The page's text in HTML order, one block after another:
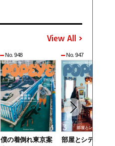
View All
No. 948
僕の着倒れ東京案
No. 947
部屋とシティボー